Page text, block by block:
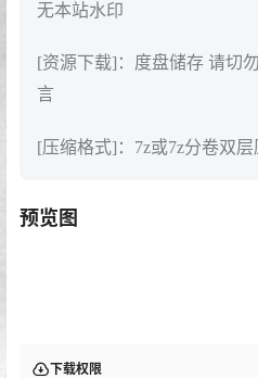
无本站水印
[资源下载]：度盘储存 请切
言
[压缩格式]：7z或7z分卷双
预览图
下载权限